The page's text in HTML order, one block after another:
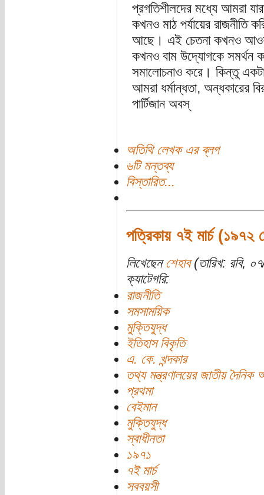
প্রগতিশীলদের মধ্যে আমরা
কখনও মাঠ পর্যায়ের রাজনীতি
আছে। এই চেতনা কখনও
কখনও বাম উদ্যোগকে সমর্থন
সমালোচনাও করে। কিন্তু একটা
আমরা ধর্মান্ধতা, অন্ধকারের
পার্টিজান অবস্
অতিথি লেখক এর ব্লগ
৬টি মন্তব্য
বিস্তারিত...
পত্রিকায় ৭ই মার্চ (১৯৭২
লিখেছেন শেহাব(তারিখ: রবি,
ক্যাটেগরি:
রাজনীতি
সমসাময়িক
মুক্তিযুদ্ধ
ইতিহাস বিকৃতি
এ. কে. খন্দকার
তথ্য মন্ত্রণালয়ের জাতীয় দৈনিক
প্রথমা
বেইমান
মুক্তিযুদ্ধ
স্বাধীনতা
১৯৭১
৭ই মার্চ
সববয়সী